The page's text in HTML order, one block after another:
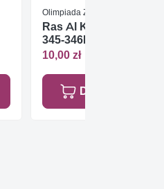
Olimpiada Zimowa 1968
Ras Al Khaimah 1969
345-346B Czyste **
10,00 zł
Dodaj do